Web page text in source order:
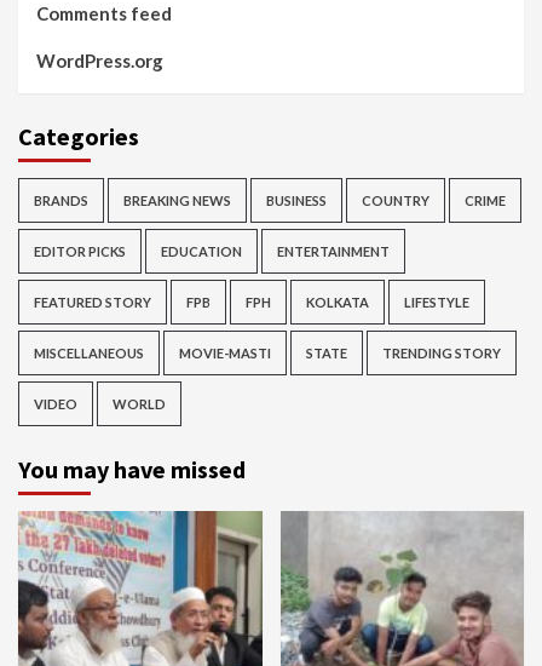
Comments feed
WordPress.org
Categories
BRANDS BREAKING NEWS BUSINESS COUNTRY CRIME
EDITOR PICKS EDUCATION ENTERTAINMENT
FEATURED STORY FPB FPH KOLKATA LIFESTYLE
MISCELLANEOUS MOVIE-MASTI STATE TRENDING STORY
VIDEO WORLD
You may have missed